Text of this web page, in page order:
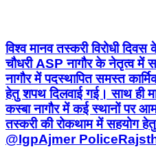
विश्व मानव तस्करी विरोधी
चौधरी ASP नागौर के नेतृत्व में
नागौर में पदस्थापित समस्त
हेतु शपथ दिलवाई गई। साथ ही
कस्बा नागौर में कई स्थानों पर
तस्करी की रोकथाम में सहयोग
@IgpAjmer